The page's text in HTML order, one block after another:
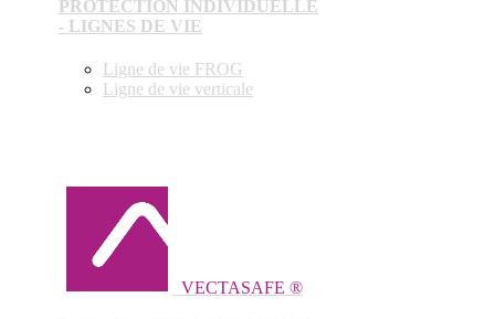
PROTECTION INDIVIDUELLE
- LIGNES DE VIE
Ligne de vie FROG
Ligne de vie verticale
VECTASAFE ®